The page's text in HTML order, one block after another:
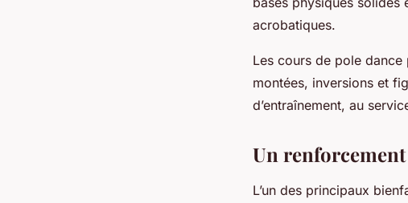
acrobatiques.
Les cours de pole dance
montées, inversions et
d’entraînement, au
Un
L’un des principaux